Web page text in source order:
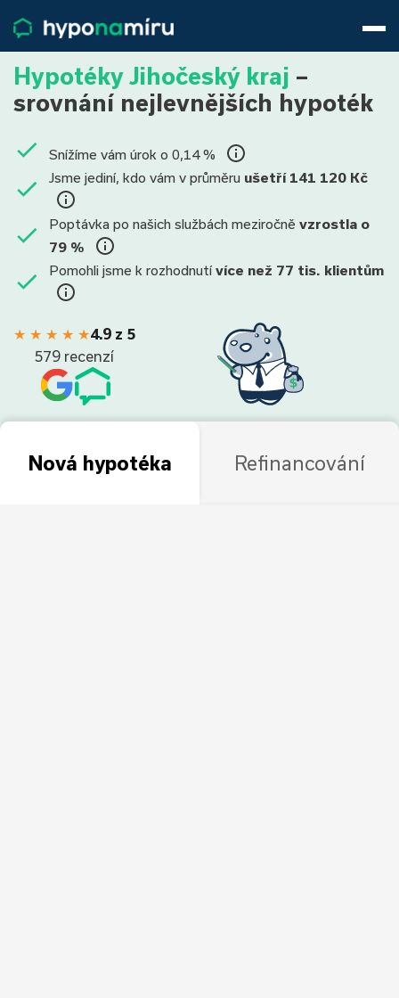
Životní pojištění
Pojištění nemovitosti
Články
800 688 388
9−16 hod.
Přihlásit
Hypotéky Jihočeský kraj –
srovnání nejlevnějších hypoték
Snížíme vám úrok o 0,14 %
Jsme jediní, kdo vám v průměru ušetří 141 120 Kč
Poptávka po našich službách meziročně vzrostla o
79 %
Pomohli jsme k rozhodnutí více než 77 tis. klientům
★ ★ ★ ★ ★4.9 z 5
579 recenzí
Nová hypotéka Refinancování